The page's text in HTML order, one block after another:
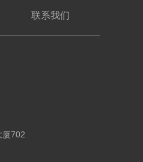
联系我们
厦702